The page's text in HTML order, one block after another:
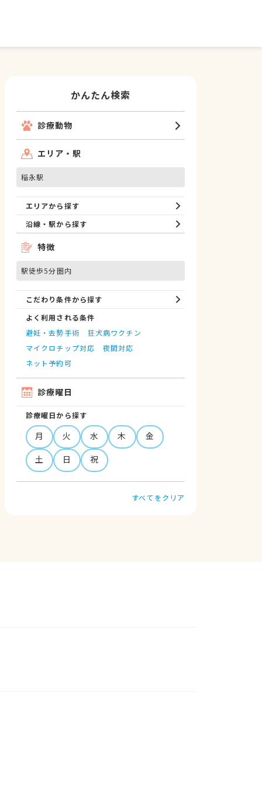
かんたん検索
診療動物
エリア・駅
稲永駅
エリアから探す
沿線・駅から探す
特徴
駅徒歩5分圏内
こだわり条件から探す
よく利用される条件
避妊・去勢手術
狂犬病ワクチン
マイクロチップ対応
夜間対応
ネット予約可
診療曜日
診療曜日から探す
月 火 水 木
金
土
日 祝
すべてをクリア